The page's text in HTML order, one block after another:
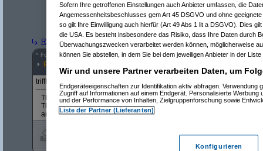
Re(7): Welches ETWAS hab ihr bekommen..(q.e.d.am
Re(8): Welches ETWAS hab ihr bekommen..(
Re(9): Welches ETWAS hab ihr bekommen..(q.e.d.
Re(5): Welches ETWAS hab ihr bekommen..( monster23 am
Re(3): Welches ETWAS hab ihr bekommen..(Diallam 23.12.2008,
^ Forum Händler in Österreich #5211469
Re(3): Welches ETWAS hab ihr bekommen..
trifft sich gut wenn sowas kommen würde. meiner läuft gerade aus.
--------------------------------------------------------
There are only 10 types of people in the world:
Those who understand binary,
and those who don't
Sofern Ihre getroffenen Einstellungen auch Anbieter umfassen, die
Angemessenheitsbeschlusses gem Art 45 DSGVO und ohne
so gilt Ihre Einwilligung auch hierfür (Art 49 Abs 1 lit a DSGVO). Dies
die USA. Es besteht insbesondere das Risiko, dass Ihre Daten durch
Überwachungszwecken verarbeitet werden können, möglicherweise
können Sie abstellen, in dem Sie bei dem jeweiligen Anbieter in der
Wir und unsere Partner verarbeiten Daten, um
Endgeräteeigenschaften zur Identifikation aktiv abfragen. Verwendung
Zugriff auf Informationen auf einem Endgerät. Personalisierte Werbung
und der Performance von Inhalten, Zielgruppenforschung sowie
Liste der Partner (Lieferanten)
Konfigurieren